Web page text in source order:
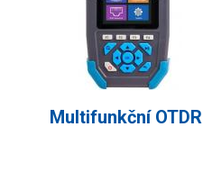
Multifunkční OTDR